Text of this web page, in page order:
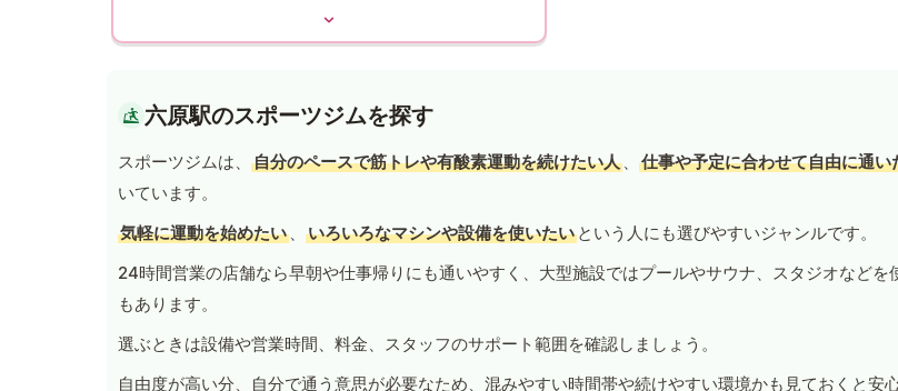
六原駅のスポーツジムを探す
スポーツジムは、 自分のペースで筋トレや有酸素運動を続けたい人 、 仕事や予定に合わせて自由に通い
いています。
気軽に運動を始めたい 、 いろいろなマシンや設備を使いたい という人にも選びやすいジャンルです。
24時間営業の店舗なら早朝や仕事帰りにも通いやすく、大型施設ではプールやサウナ、スタジオなどを
もあります。
選ぶときは設備や営業時間、料金、スタッフのサポート範囲を確認しましょう。
自由度が高い分、自分で通う意思が必要なため、混みやすい時間帯や続けやすい環境かも見ておくと安心